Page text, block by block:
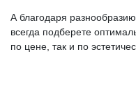
А благодаря
всегда подберете
по цене, так и по